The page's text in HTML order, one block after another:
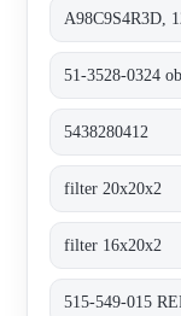
5438280412
filter 20x20x2
filter 16x20x2